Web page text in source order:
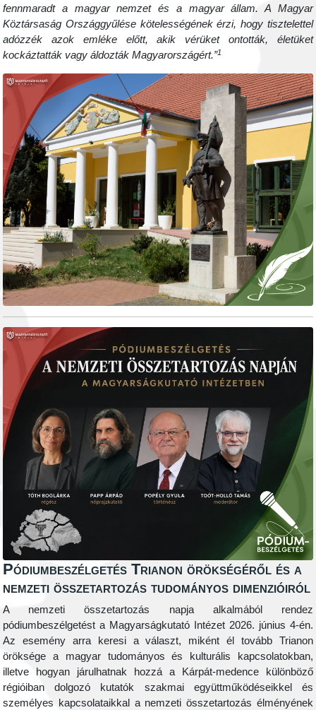
fennmaradt a magyar nemzet és a magyar állam. A Magyar
Köztársaság Országgyűlése kötelességének érzi, hogy tisztelettel
adózzék azok emléke előtt, akik vérüket ontották, életüket
kockáztatták vagy áldozták Magyarországért.”1
Pódiumbeszélgetés Trianon örökségéről és a
nemzeti összetartozás tudományos dimenzióiról
A nemzeti összetartozás napja alkalmából rendez
pódiumbeszélgetést a Magyarságkutató Intézet 2026. június 4-én.
Az esemény arra keresi a választ, miként él tovább Trianon
öröksége a magyar tudományos és kulturális kapcsolatokban,
illetve hogyan járulhatnak hozzá a Kárpát-medence különböző
régióiban dolgozó kutatók szakmai együttműködéseikkel és
személyes kapcsolataikkal a nemzeti összetartozás élményének